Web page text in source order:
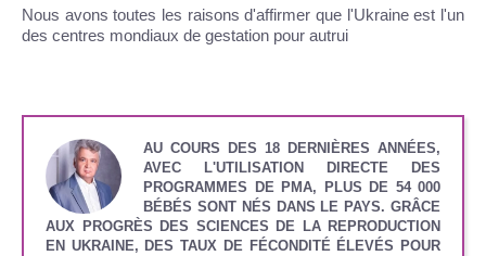
Nous avons toutes les raisons d'affirmer que l'Ukraine est l'un
des centres mondiaux de gestation pour autrui
AU COURS DES 18 DERNIÈRES ANNÉES,
AVEC L'UTILISATION DIRECTE DES
PROGRAMMES DE PMA, PLUS DE 54 000
BÉBÉS SONT NÉS DANS LE PAYS. GRÂCE
AUX PROGRÈS DES SCIENCES DE LA REPRODUCTION
EN UKRAINE, DES TAUX DE FÉCONDITÉ ÉLEVÉS POUR